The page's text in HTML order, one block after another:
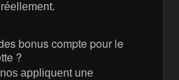
bonus compte pour le
?
appliquent une